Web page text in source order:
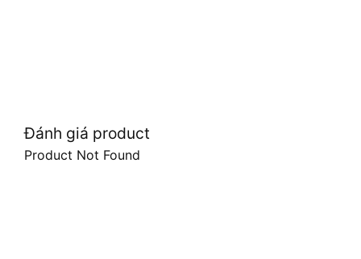
Đánh giá product
Product Not Found